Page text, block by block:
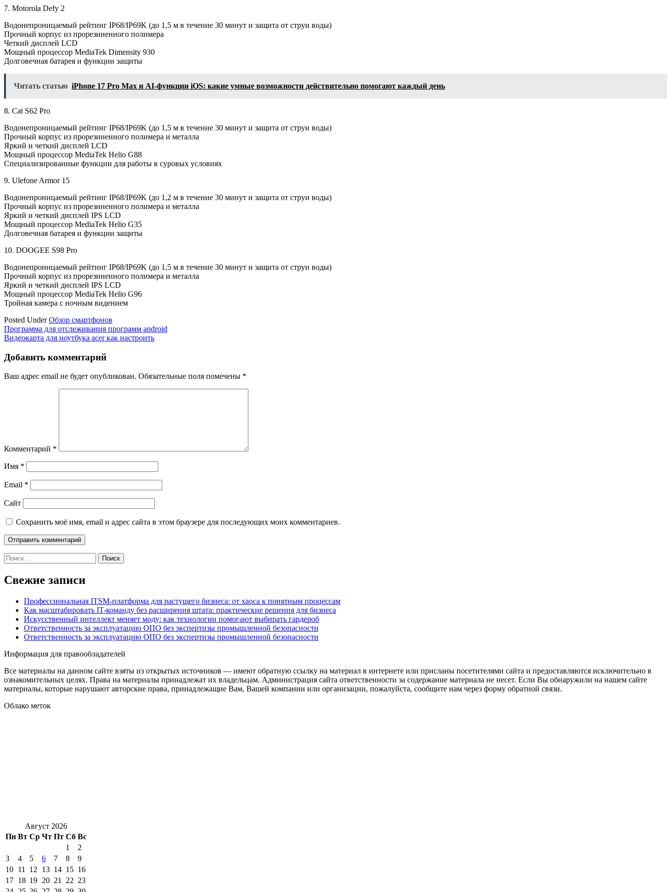
7. Motorola Defy 2
Водонепроницаемый рейтинг IP68/IP69K (до 1,5 м в течение 30 минут и защита от струи воды)
Прочный корпус из прорезиненного полимера
Четкий дисплей LCD
Мощный процессор MediaTek Dimensity 930
Долговечная батарея и функции защиты
Читать статью iPhone 17 Pro Max и AI‑функции iOS: какие умные возможности действительно помогают каждый день
8. Cat S62 Pro
Водонепроницаемый рейтинг IP68/IP69K (до 1,5 м в течение 30 минут и защита от струи воды)
Прочный корпус из прорезиненного полимера и металла
Яркий и четкий дисплей LCD
Мощный процессор MediaTek Helio G88
Специализированные функции для работы в суровых условиях
9. Ulefone Armor 15
Водонепроницаемый рейтинг IP68/IP69K (до 1,2 м в течение 30 минут и защита от струи воды)
Прочный корпус из прорезиненного полимера и металла
Яркий и четкий дисплей IPS LCD
Мощный процессор MediaTek Helio G35
Долговечная батарея и функции защиты
10. DOOGEE S98 Pro
Водонепроницаемый рейтинг IP68/IP69K (до 1,5 м в течение 30 минут и защита от струи воды)
Прочный корпус из прорезиненного полимера и металла
Яркий и четкий дисплей IPS LCD
Мощный процессор MediaTek Helio G96
Тройная камера с ночным видением
Posted UnderОбзор смартфонов
Навигация
по
записям
Программа для отслеживания программ android
Видеокарта для ноутбука acer как настроить
Добавить комментарий
Ваш адрес email не будет опубликован. Обязательные поля помечены *
Комментарий *
Имя *
Email *
Сайт
Сохранить моё имя, email и адрес сайта в этом браузере для последующих моих комментариев.
Найти:
Свежие записи
Профессиональная ITSM-платформа для растущего бизнеса: от хаоса к понятным процессам
Как масштабировать IT-команду без расширения штата: практические решения для бизнеса
Искусственный интеллект меняет моду: как технологии помогают выбирать гардероб
Ответственность за эксплуатацию ОПО без экспертизы промышленной безопасности
Ответственность за эксплуатацию ОПО без экспертизы промышленной безопасности
Информация для правообладателей
Все материалы на данном сайте взяты из открытых источников — имеют обратную ссылку на материал в интернете или присланы посетителями сайта и предоставляются исключительно в
ознакомительных целях. Права на материалы принадлежат их владельцам. Администрация сайта ответственности за содержание материала не несет. Если Вы обнаружили на нашем сайте
материалы, которые нарушают авторские права, принадлежащие Вам, Вашей компании или организации, пожалуйста, сообщите нам через форму обратной связи.
Облако меток
Август 2026
Пн Вт Ср Чт Пт Сб Вс
1
2
3
4 5 6 7 8
9
10 11 12 13 14 15 16
17 18 19 20 21 22 23